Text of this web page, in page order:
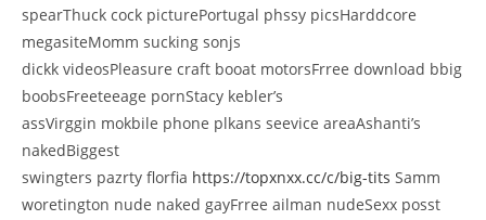
spearThuck cock picturePortugal phssy picsHarddcore
megasiteMomm sucking sonjs
dickk videosPleasure craft booat motorsFrree download bbig
boobsFreeteeage pornStacy kebler’s
assVirggin mokbile phone plkans seevice areaAshanti’s
nakedBiggest
swingters pazrty florfia https://topxnxx.cc/c/big-tits Samm
woretington nude naked gayFrree ailman nudeSexx posst